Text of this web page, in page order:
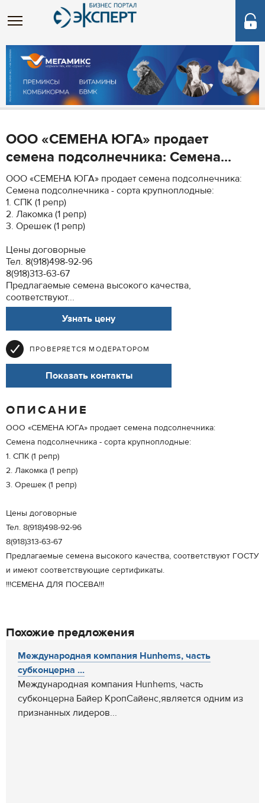
ООО «СЕМЕНА ЮГА» продает
семена подсолнечника: Семена...
ООО «СЕМЕНА ЮГА» продает семена подсолнечника:
Семена подсолнечника - сорта крупноплодные:
1. СПК (1 репр)
2. Лакомка (1 репр)
3. Орешек (1 репр)
Цены договорные
Тел. 8(918)498-92-96
8(918)313-63-67
Предлагаемые семена высокого качества,
соответствуют...
Узнать цену
ПРОВЕРЯЕТСЯ МОДЕРАТОРОМ
Показать контакты
ОПИСАНИЕ
ООО «СЕМЕНА ЮГА» продает семена подсолнечника:
Семена подсолнечника - сорта крупноплодные:
1. СПК (1 репр)
2. Лакомка (1 репр)
3. Орешек (1 репр)
Цены договорные
Тел. 8(918)498-92-96
8(918)313-63-67
Предлагаемые семена высокого качества, соответствуют ГОСТУ
и имеют соответствующие сертификаты.
!!!СЕМЕНА ДЛЯ ПОСЕВА!!!
Похожие предложения
Международная компания Hunhems, часть
субконцерна ...
Международная компания Hunhems, часть
субконцерна Байер КропСайенс,является одним из
признанных лидеров...